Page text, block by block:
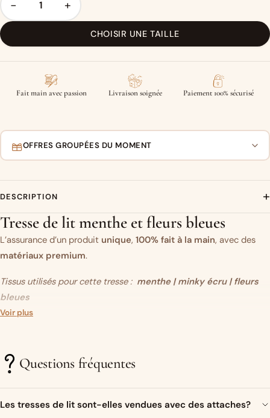
− +
CHOISIR UNE TAILLE
Fait main avec passion Livraison soignée Paiement 100% sécurisé
OFFRES GROUPÉES DU MOMENT
DESCRIPTION +
Tresse de lit menthe et fleurs bleues
L’assurance d’un produit unique, 100% fait à la main, avec des
matériaux premium.
Tissus utilisés pour cette tresse : menthe | minky écru | fleurs
bleues
Vous aimez ce modèle mais vous souhaitez modifier un des tissus
tresse de lit (ou tour de lit tressé)
Voir plus
Questions fréquentes
Les tresses de lit sont-elles vendues avec des attaches?